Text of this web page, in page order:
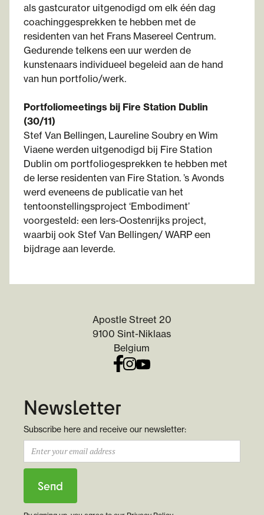
als gastcurator uitgenodigd om elk één dag
coachinggesprekken te hebben met de
residenten van het Frans Masereel Centrum.
Gedurende telkens een uur werden de
kunstenaars individueel begeleid aan de hand
van hun portfolio/werk.
Portfoliomeetings bij Fire Station Dublin
(30/11)
Stef Van Bellingen, Laureline Soubry en Wim
Viaene werden uitgenodigd bij Fire Station
Dublin om portfoliogesprekken te hebben met
de Ierse residenten van Fire Station. ’s Avonds
werd eveneens de publicatie van het
tentoonstellingsproject ‘Embodiment’
voorgesteld: een Iers-Oostenrijks project,
waarbij ook Stef Van Bellingen/ WARP een
bijdrage aan leverde.
Apostle Street 20
9100 Sint-Niklaas
Belgium
Newsletter
Subscribe here and receive our newsletter: